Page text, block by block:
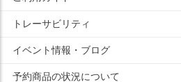
トレーサビリティ
イベント情報・ブログ
予約商品の状況について